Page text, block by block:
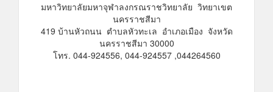
มหาวิทยาลัยมหาจุฬาลงกรณราชวิทยาลัย วิทยาเขต
นครราชสีมา
419 บ้านหัวถนน ตำบลหัวทะเล อำเภอเมือง จังหวัด
นครราชสีมา 30000
โทร. 044-924556, 044-924557 ,044264560